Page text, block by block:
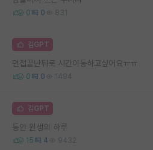
0 0 831
김GPT
면접끝난뒤로 시간이동하고싶어요ㅠㅠ
0 0 1494
김GPT
동안 원생의 하루
15 4 9432